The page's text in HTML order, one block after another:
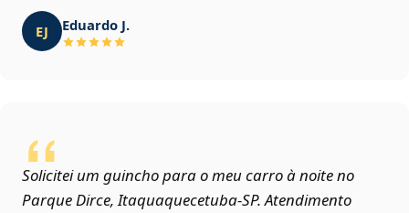
EJ Eduardo J.
Solicitei um guincho para o meu carro à noite no
Parque Dirce, Itaquaquecetuba‑SP. Atendimento